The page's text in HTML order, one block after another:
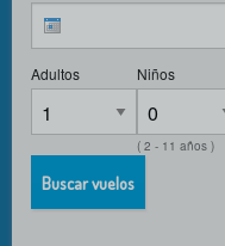
Adultos Niños
( 2 - 11 años )
Buscar vuelos